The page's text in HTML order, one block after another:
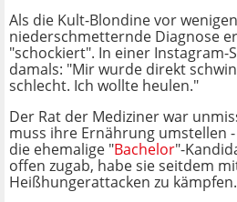
Als die Kult-Blondine vor
niederschmetternde Diagnose
"schockiert". In einer Instagram-
damals: "Mir wurde direkt
schlecht. Ich wollte heulen."
Der Rat der Mediziner war
muss ihre Ernährung umstellen
die ehemalige "Bachelor"-
offen zugab, habe sie seitdem
Heißhungerattacken zu kämpfen.